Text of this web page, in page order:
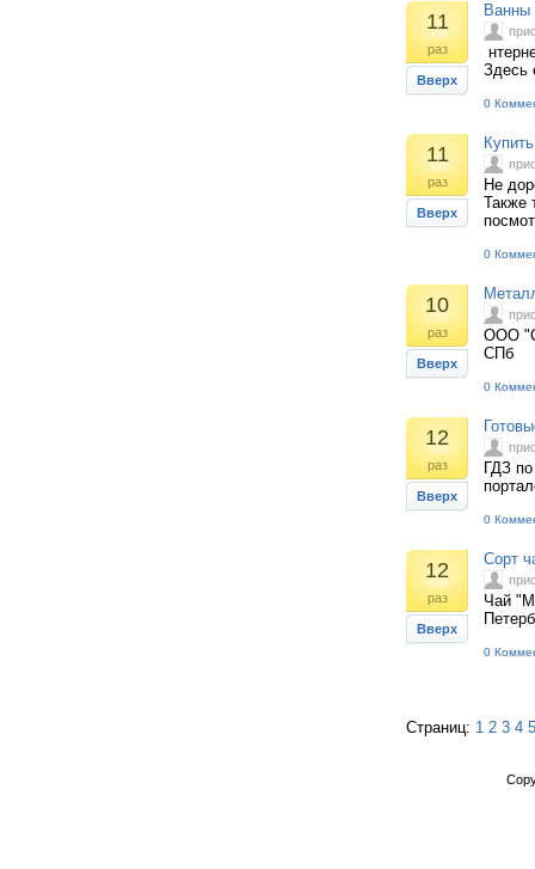
11
раз
Вверх
Ванны
Здесь
0
11
раз
Вверх
Не
Также
0
10
раз
Вверх
ООО
СПб
0
12
раз
Вверх
ГДЗ
0
12
раз
Вверх
Сорт
Чай
0
Страниц: 1 2 3 4 5